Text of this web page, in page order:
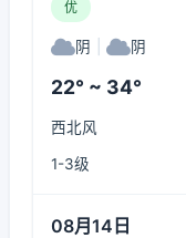
优
阴 阴
22° ~ 34°
西北风
1-3级
08月14日